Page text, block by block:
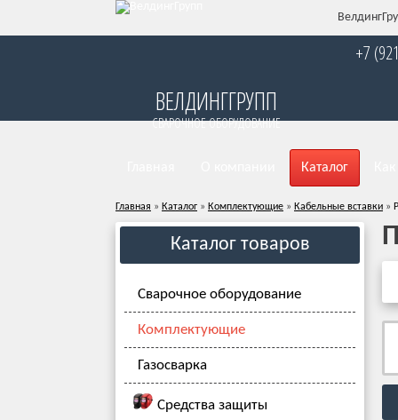
ВЕЛДИНГГРУПП
СВАРОЧНОЕ ОБОРУДОВАНИЕ
+7
Каталог
Главная » Каталог » Комплектующие » Кабельные вставки »
Каталог товаров
Сварочное оборудование
Комплектующие
Газосварка
Средства защиты